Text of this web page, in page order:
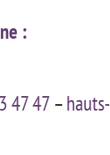
:
47 47 –